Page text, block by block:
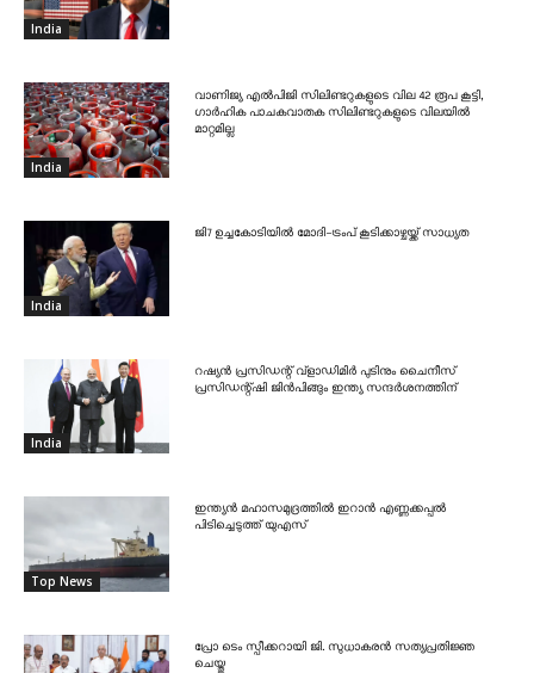
India
India
വാണിജ്യ എൽപിജി സിലിണ്ടറുകളുടെ വില 42 രൂപ കൂട്ടി,
ഗാർഹിക പാചകവാതക സിലിണ്ടറുകളുടെ വിലയിൽ
മാറ്റമില്ല
India
ജി7 ഉച്ചകോടിയിൽ മോദി-ട്രംപ് കൂടിക്കാഴ്ചയ്ക്ക് സാധ്യത
India
റഷ്യൻ പ്രസിഡന്റ് വ്‌ളാഡിമിർ പുടിനും ചൈനീസ്
പ്രസിഡന്റ്ഷി ജിൻപിങ്ങും ഇന്ത്യ സന്ദർശനത്തിന്
Top News
ഇന്ത്യൻ മഹാസമുദ്രത്തിൽ ഇറാൻ എണ്ണക്കപ്പൽ
പിടിച്ചെടുത്ത് യുഎസ്
പ്രോ ടെം സ്പീക്കറായി ജി. സുധാകരൻ സത്യപ്രതിജ്ഞ
ചെയ്തു